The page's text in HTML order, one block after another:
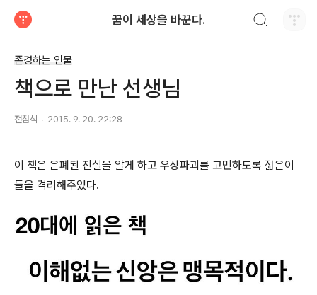
꿈이 세상을 바꾼다.
존경하는 인물
책으로 만난 선생님
전점석 2015. 9. 20. 22:28
이 책은 은폐된 진실을 알게 하고 우상파괴를 고민하도록 젊은이
들을 격려해주었다. ​